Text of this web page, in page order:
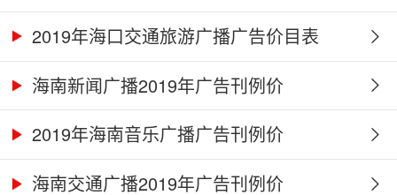
2019年海口交通旅游广播广告价目表
海南新闻广播2019年广告刊例价
2019年海南音乐广播广告刊例价
海南交通广播2019年广告刊例价